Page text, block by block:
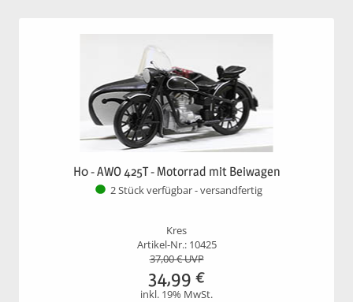
H0 - AWO 425T - Motorrad mit Beiwagen
2 Stück verfügbar - versandfertig
Kres
Artikel-Nr.: 10425
37,00€ UVP
34,99 €
inkl. 19% MwSt.